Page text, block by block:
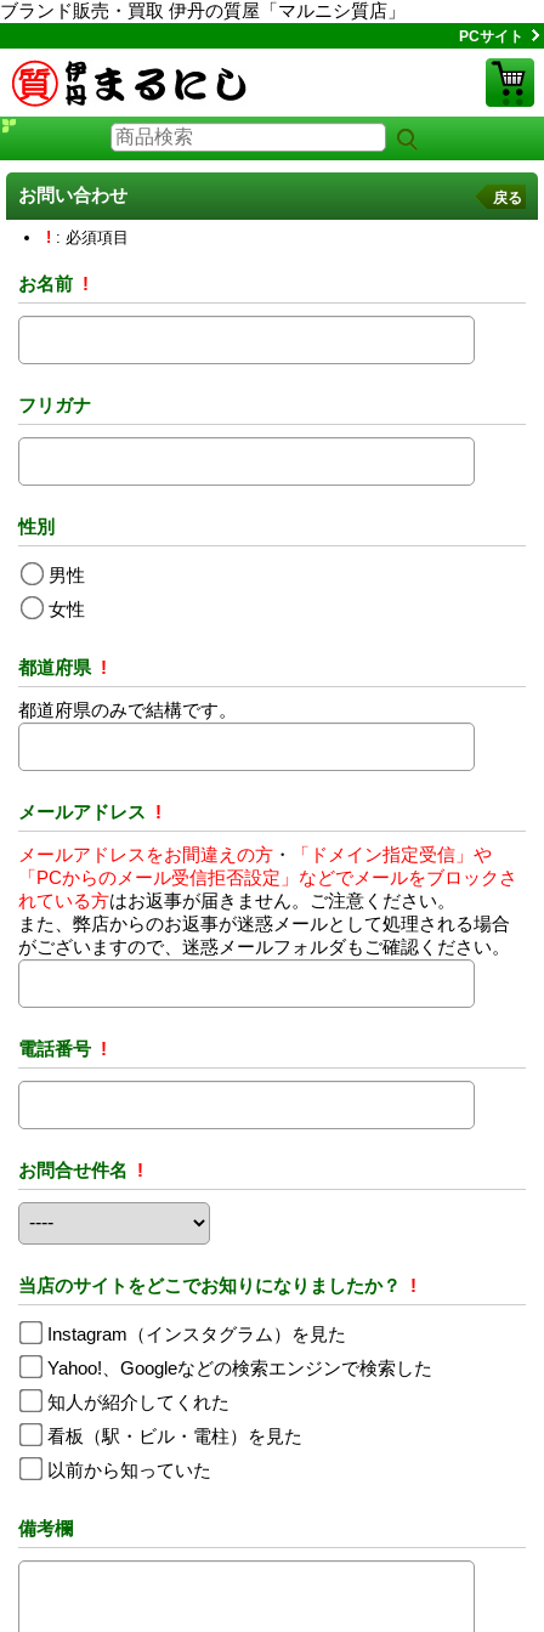
ブランド販売・買取 伊丹の質屋「マルニシ質店」
PCサイト
お問い合わせ 戻る
! : 必須項目
お名前 !
フリガナ
性別
男性
女性
都道府県 !
都道府県のみで結構です。
メールアドレス !
メールアドレスをお間違えの方 ・
「ドメイン指定受信」や
「PCからのメール受信拒否設定」などでメールをブロックさ
れている方はお返事が届きません。ご注意ください。
また、弊店からのお返事が迷惑メールとして処理される場合
がございますので、迷惑メールフォルダもご確認ください。
電話番号 !
お問合せ件名 !
当店のサイトをどこでお知りになりましたか？ !
Instagram（インスタグラム）を見た
Yahoo!、Googleなどの検索エンジンで検索した
知人が紹介してくれた
看板（駅・ビル・電柱）を見た
以前から知っていた
備考欄